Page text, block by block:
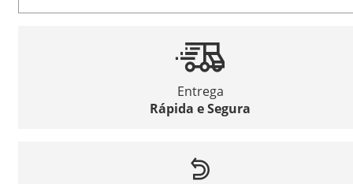
Entrega
Rápida e Segura